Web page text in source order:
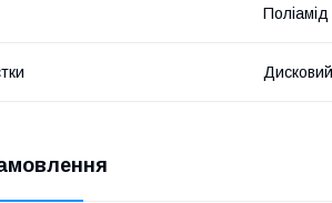
Дисковий